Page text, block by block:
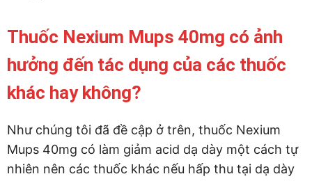
Thuốc Nexium Mups 40mg có ảnh
hưởng đến tác dụng của các thuốc
khác hay không?
Như chúng tôi đã đề cập ở trên, thuốc Nexium
Mups 40mg có làm giảm acid dạ dày một cách tự
nhiên nên các thuốc khác nếu hấp thu tại dạ dày